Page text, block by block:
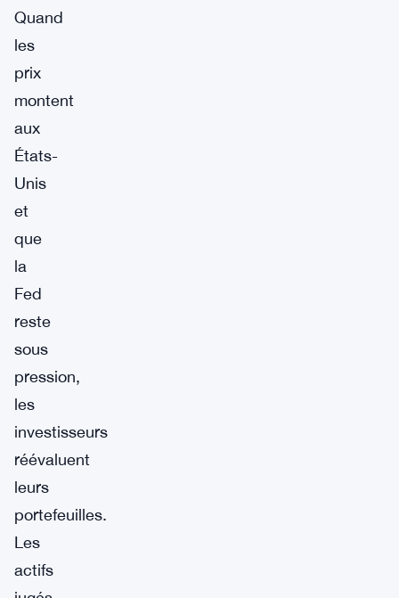
Quand
les
prix
montent
aux
États-
Unis
et
que
la
Fed
reste
sous
pression,
les
investisseurs
réévaluent
leurs
portefeuilles.
Les
actifs